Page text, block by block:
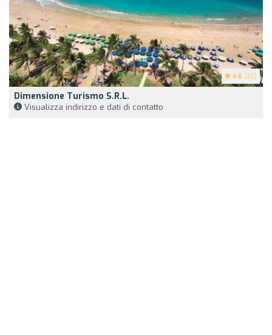
4.6 (25)
Dimensione Turismo S.R.L.
Visualizza indirizzo e dati di contatto